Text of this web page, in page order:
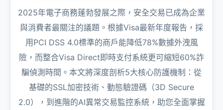
2025年電子商務蓬勃發展之際，安全交易已成為企業
與消費者最關注的議題。根據Visa最新年度報告，採
用PCI DSS 4.0標準的商戶能降低78%數據外洩風
險，而整合Visa Direct即時支付系統更可縮短60%詐
騙偵測時間。本文將深度剖析5大核心防護機制：從
基礎的SSL加密技術、動態驗證碼（3D Secure
2.0），到進階的AI異常交易監控系統，助您全面掌握